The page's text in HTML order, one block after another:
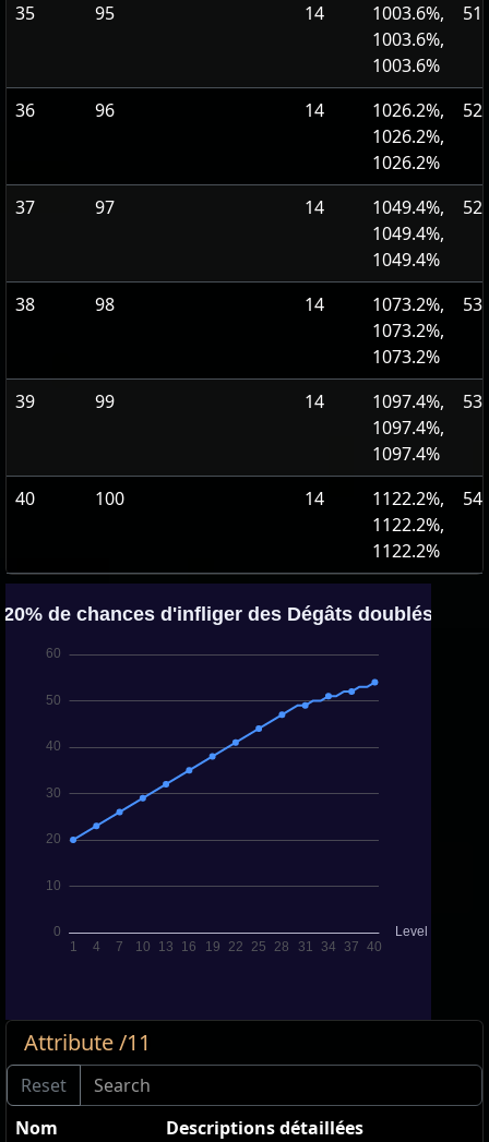
35 95 14
1003.6%,
1003.6%,
1003.6%
51
36 96 14
1026.2%,
1026.2%,
1026.2%
52
37 97 14
1049.4%,
1049.4%,
1049.4%
52
38 98 14
1073.2%,
1073.2%,
1073.2%
53
39 99 14
1097.4%,
1097.4%,
1097.4%
53
40 100 14
1122.2%,
1122.2%,
1122.2%
54
Attribute /11
Nom
Descriptions détaillées